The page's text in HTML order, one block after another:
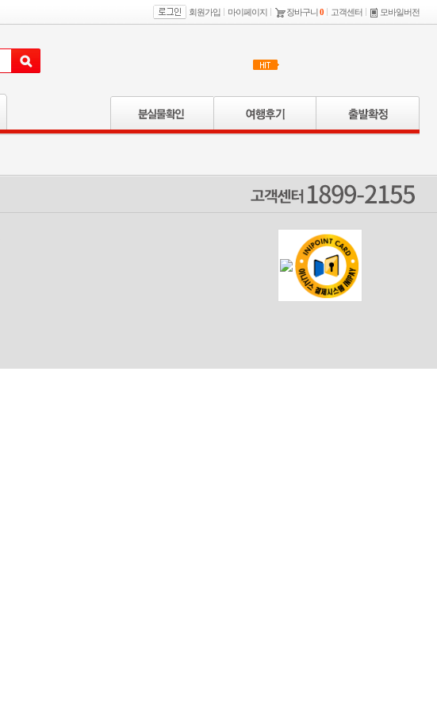
회원가입 마이페이지 장바구니0 고객센터 모바일버전